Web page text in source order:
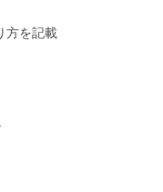
方を記載